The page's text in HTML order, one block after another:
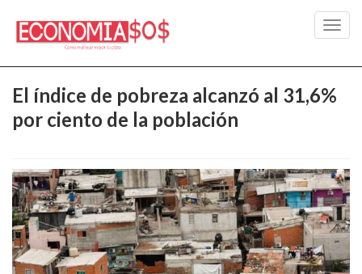
El índice de pobreza alcanzó al 31,6%
por ciento de la población